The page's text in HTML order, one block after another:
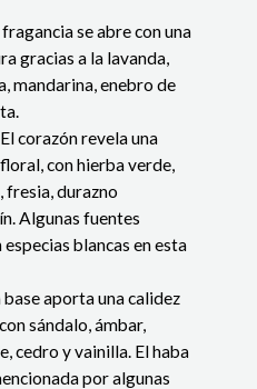
fragancia se abre con una
gracias a la lavanda,
mandarina, enebro de
El corazón revela una
con hierba verde,
fresia, durazno
Algunas fuentes
blancas en esta
base aporta una calidez
sándalo, ámbar,
cedro y vainilla. El haba
por algunas